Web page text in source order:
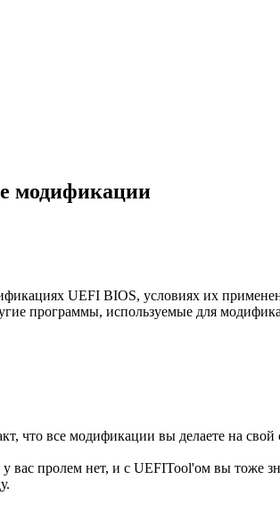
модификации
UEFI BIOS, условиях их
программы, используемые для
что все модификации вы делаете на
пролем нет, и с UEFITool'ом вы тоже